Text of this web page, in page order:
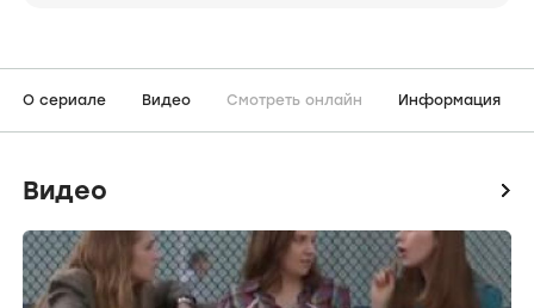
О сериале Видео Смотреть онлайн Информация
Видео icon